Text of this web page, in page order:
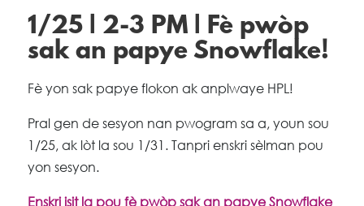
1/25 | 2-3 PM | Fè pwòp
sak an papye Snowflake!
Fè yon sak papye flokon ak anplwaye HPL!
Pral gen de sesyon nan pwogram sa a, youn sou
1/25, ak lòt la sou 1/31. Tanpri enskri sèlman pou
yon sesyon.
Enskri isit la pou fè pwòp sak an papye Snowflake